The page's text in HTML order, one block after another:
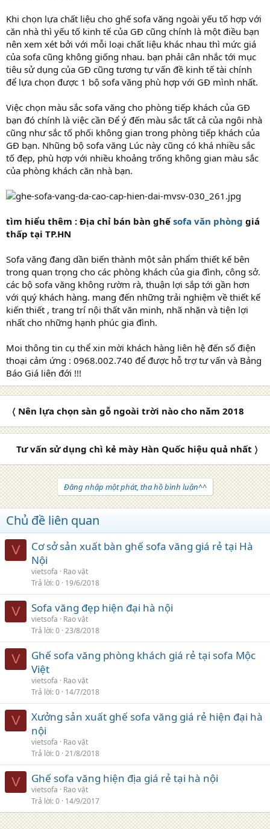
Khi chọn lựa chất liệu cho ghế sofa văng ngoài yếu tố hợp với
căn nhà thì yếu tố kinh tế của GĐ cũng chính là một điều bạn
nên xem xét bởi với mỗi loại chất liệu khác nhau thì mức giá
của sofa cũng không giống nhau. bạn phải cân nhắc tới mục
tiêu sử dụng của GĐ cũng tương tự vấn đề kinh tế tài chính
để lựa chọn được 1 bộ sofa văng phù hợp với GĐ mình nhất.
Việc chọn màu sắc sofa văng cho phòng tiếp khách của GĐ
bạn đó chính là việc cần Để ý đến màu sắc tất cả của ngôi nhà
cũng như sắc tố phối không gian trong phòng tiếp khách của
GĐ bạn. Nhũng bộ sofa văng Lúc này cũng có khá nhiều sắc
tố đẹp, phù hợp với nhiều khoảng trống không gian màu sắc
của phòng khách căn nhà bạn.
tìm hiểu thêm : Địa chỉ bán bàn ghếsofa văn phòng giá
thấp tại TP.HN
Sofa văng đang dần biến thành một sản phẩm thiết kế bên
trong quan trọng cho các phòng khách của gia đình, công sở.
các bộ sofa văng không rườm rà, thuận lợi sắp tới gần hơn
với quý khách hàng. mang đến những trải nghiệm về thiết kế
kiến thiết , trang trí nội thất văn minh, nhã nhặn và tiện lợi
nhất cho những hạnh phúc gia đình.
Moi thông tin cụ thể xin mời khách hàng liên hệ đến số điện
thoại cảm ứng : 0968.002.740 để được hỗ trợ tư vấn và Bảng
Báo Giá liên đới !!!
〈 Nên lựa chọn sàn gỗ ngoài trời nào cho năm 2018
Tư vấn sử dụng chì kẻ mày Hàn Quốc hiệu quả nhất 〉
Đăng nhập một phát, tha hồ bình luận^^
Chủ đề liên quan
V
Cơ sở sản xuất bàn ghế sofa văng giá rẻ tại Hà
Nội
vietsofa
Rao vặt
Trả lời 0 19/6/2018
V Sofa văng đẹp hiện đại hà nội
vietsofa
Rao vặt
Trả lời 0 23/8/2018
V
Ghế sofa văng phòng khách giá rẻ tại sofa Mộc
Việt
vietsofa
Rao vặt
Trả lời 0 14/7/2018
V
Xưởng sản xuất ghế sofa văng giá rẻ hiện đại hà
nội
vietsofa
Rao vặt
Trả lời 0 21/8/2018
V Ghế sofa văng hiện địa giá rẻ tại hà nội
vietsofa
Rao vặt
Trả lời 0 14/9/2017